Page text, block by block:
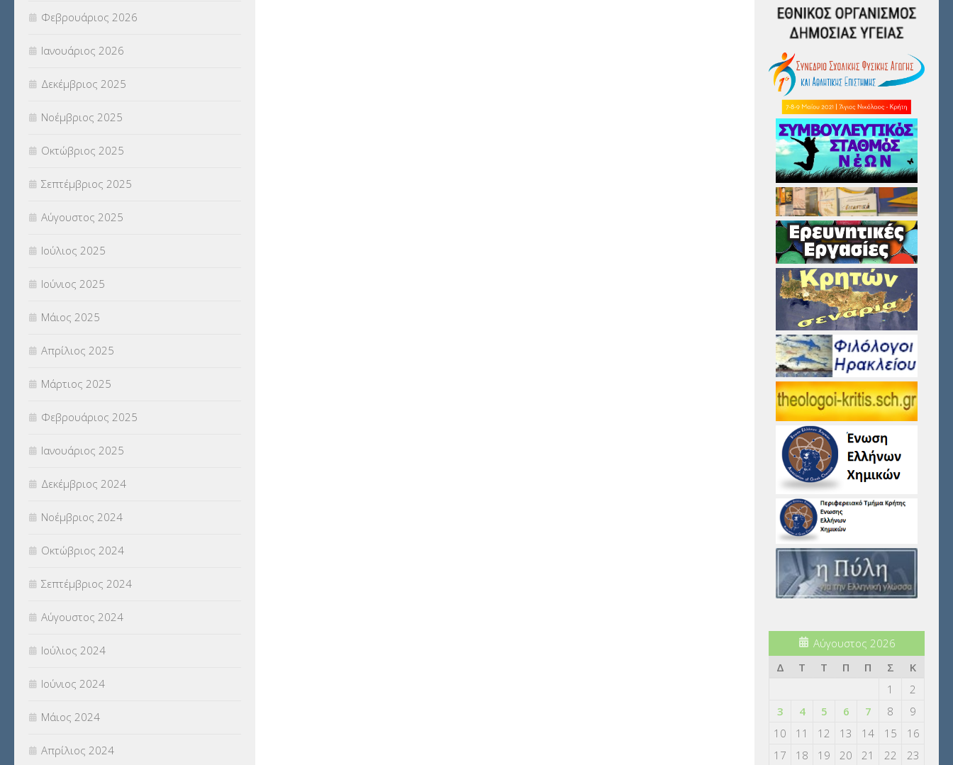
(18)
ΣΥΝΤΑΞΕΙΣ(12)
ΣΧΟΛΙΚΟΙ ΣΥΜΒΟΥΛΟΙ
ΥΠΕΡΑΡΙΘΜΟΙ(1)
ΥΠΟΤΡΟΦΙΕΣ(28)
ΦΥΣΙΚΗ ΑΓΩΓΗ(692)
Χωρίς κατηγορία
Φεβρουάριος 2026
Ιανουάριος 2026
Δεκέμβριος 2025
Νοέμβριος 2025
Οκτώβριος 2025
Σεπτέμβριος 2025
Αύγουστος 2025
Ιούλιος 2025
Ιούνιος 2025
Μάιος 2025
Απρίλιος 2025
Μάρτιος 2025
Φεβρουάριος 2025
Ιανουάριος 2025
Δεκέμβριος 2024
Νοέμβριος 2024
Οκτώβριος 2024
Σεπτέμβριος 2024
Αύγουστος 2024
Ιούλιος 2024
Ιούνιος 2024
Μάιος 2024
Απρίλιος 2024
Αύγουστος 2026
Δ
Τ Τ Π Π Σ
Κ
1
2
3
4 5 6 7 8
9
10
11 12 13 14 15
16
17
18 19 20 21 22 23